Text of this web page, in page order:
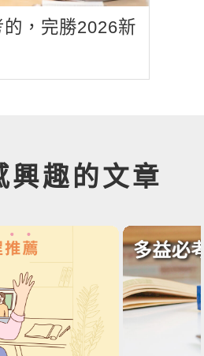
的，完勝2026新
興趣的文章